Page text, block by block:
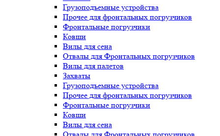
Грузоподъемные устройства
Прочее для фронтальных погрузчиков
Фронтальные погрузчики
Ковши
Вилы для сена
Отвалы для Фронтальных погрузчиков
Вилы для палетов
Захваты
Грузоподъемные устройства
Прочее для фронтальных погрузчиков
Фронтальные погрузчики
Ковши
Вилы для сена